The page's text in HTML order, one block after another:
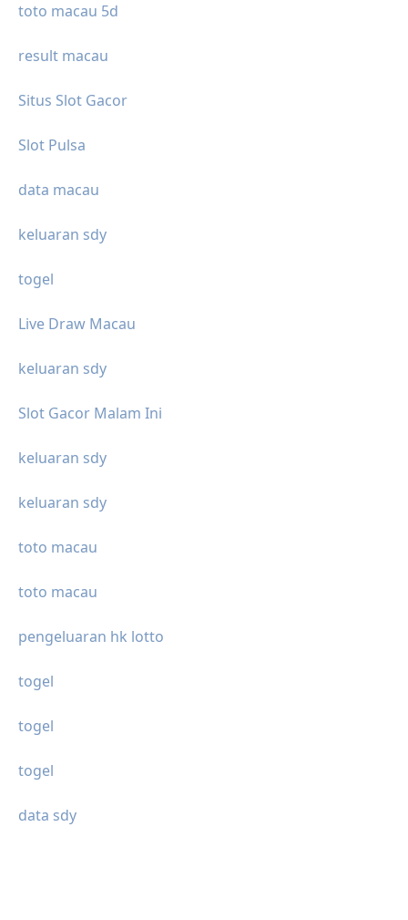
toto macau 5d
result macau
Situs Slot Gacor
Slot Pulsa
data macau
keluaran sdy
togel
Live Draw Macau
keluaran sdy
Slot Gacor Malam Ini
keluaran sdy
keluaran sdy
toto macau
toto macau
pengeluaran hk lotto
togel
togel
togel
data sdy